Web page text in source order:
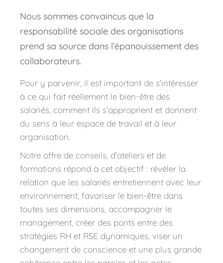
Nous sommes convaincus que la
responsabilité sociale des organisations
prend sa source dans l’épanouissement des
collaborateurs.
Pour y parvenir, il est important de s’intéresser
à ce qui fait réellement le bien-être des
salariés, comment ils s’approprient et donnent
du sens à leur espace de travail et à leur
organisation.
Notre offre de conseils, d’ateliers et de
formations répond à cet objectif : révéler la
relation que les salariés entretiennent avec leur
environnement, favoriser le bien-être dans
toutes ses dimensions, accompagner le
management, créer des ponts entre des
stratégies RH et RSE dynamiques, viser un
changement de conscience et une plus grande